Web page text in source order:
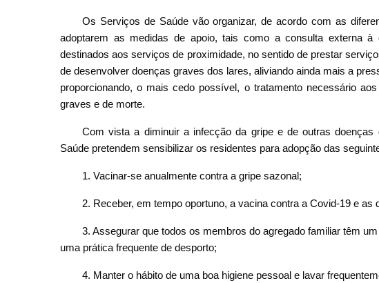
Os Serviços de Saúde vão organizar, de acordo com as
adoptarem as medidas de apoio, tais como a consulta externa
destinados aos serviços de proximidade, no sentido de prestar
de desenvolver doenças graves dos lares, aliviando ainda mais a
proporcionando, o mais cedo possível, o tratamento necessário
graves e de morte.
Com vista a diminuir a infecção da gripe e de outras
Saúde pretendem sensibilizar os residentes para adopção das
1. Vacinar-se anualmente contra a gripe sazonal;
2. Receber, em tempo oportuno, a vacina contra a Covid-19 e as
3. Assegurar que todos os membros do agregado familiar têm
uma prática frequente de desporto;
4. Manter o hábito de uma boa higiene pessoal e lavar